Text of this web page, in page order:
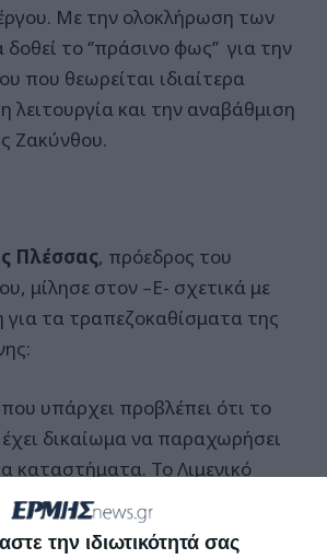
την ιδιωτικότητά σας
Με την ολοκλήρωση των
το ‘’πράσινο φως’’ για την
που θεωρείται ιδιαίτερα
λειτουργία και την αναβάθμιση
Ζακύνθου.
Πλέσσας, πρόεδρος του
μίλησε στον –Ε- σχετικά με
για τα τραπεζοκαθίσματα της
υπάρχει προβλέπει ότι το
έχει δικαίωμα να παραχωρήσει
καταστήματα. Το Λιμενικό
1 μέτρο του χώρου
ώστε να υπάρχει πρόσβαση